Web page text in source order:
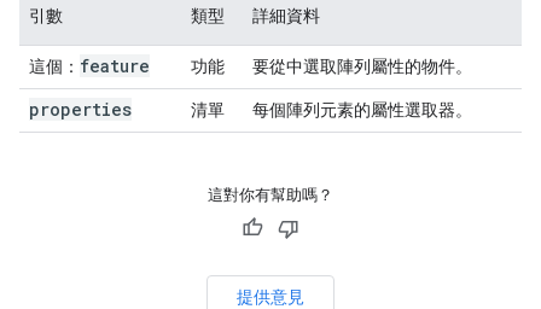
引數 類型 詳細資料
這個： feature 功能 要從中選取陣列屬性的物件。
properties 清單 每個陣列元素的屬性選取器。
這對你有幫助嗎？
提供意見